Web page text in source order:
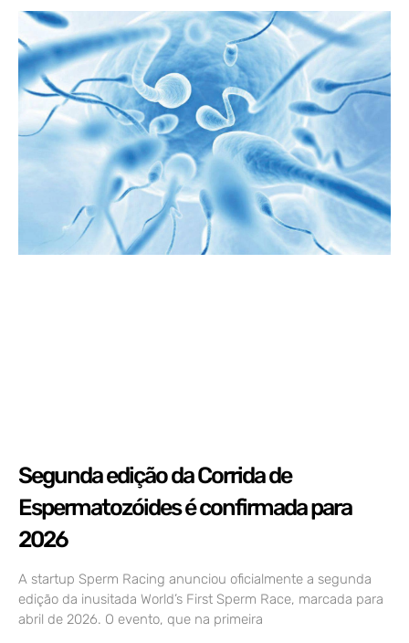
Segunda edição da Corrida de
Espermatozóides é confirmada para
2026
A startup Sperm Racing anunciou oficialmente a segunda
edição da inusitada World’s First Sperm Race, marcada para
abril de 2026. O evento, que na primeira